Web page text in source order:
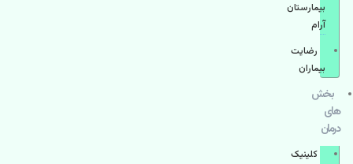
بیمارستان
آرام
رضایت
بیماران
بخش
های
درمان
کلینیک